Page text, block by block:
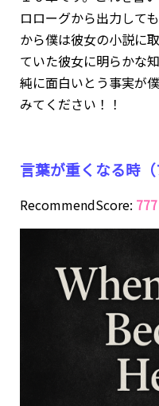
ロローグから出力して
から僕は彼女の小説に
ていた彼女に明らかな
純に面白いとう事実が
みてください！！
言葉が重くなる時（
RecommendScore: 777